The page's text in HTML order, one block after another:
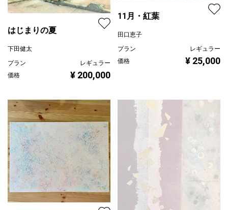
はじまりの夏
下田健太
プラン
レギュラー
価格
¥ 200,000
11月・紅葉
田口恵子
プラン
レギュラー
価格
¥ 25,000